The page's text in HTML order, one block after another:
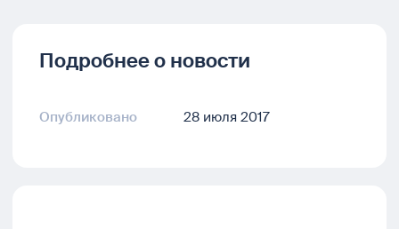
Подробнее о новости
Опубликовано 28 июля 2017